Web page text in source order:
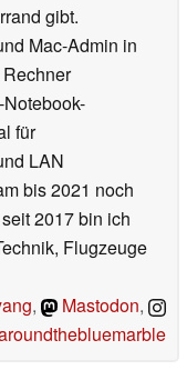
gibt.
Mac-Admin in
für
LAN
bis 2021 noch
2017 bin ich
Flugzeuge
, Mastodon,